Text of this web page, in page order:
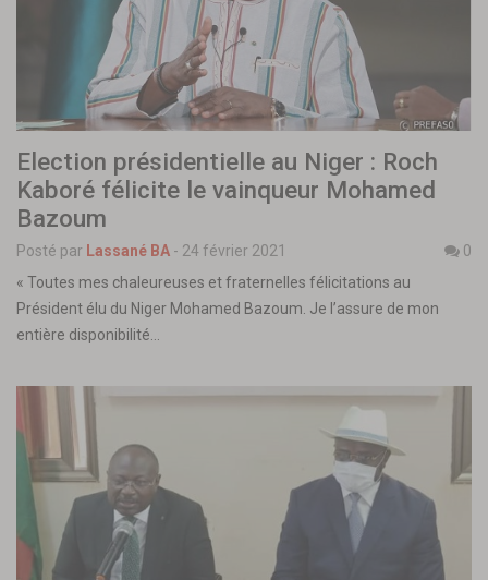
Election présidentielle au Niger : Roch
Kaboré félicite le vainqueur Mohamed
Bazoum
Posté par Lassané BA - 24 février 2021
0
« Toutes mes chaleureuses et fraternelles félicitations au
Président élu du Niger Mohamed Bazoum. Je l’assure de mon
entière disponibilité…